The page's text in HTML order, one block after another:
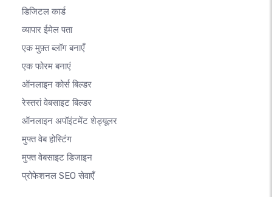
डिजिटल कार्ड
व्यापार ईमेल पता
एक मुफ़्त ब्लॉग बनाएँ
एक फोरम बनाएं
ऑनलाइन कोर्स बिल्डर
रेस्तरां वेबसाइट बिल्डर
ऑनलाइन अपॉइंटमेंट शेड्यूलर
मुफ्त वेब होस्टिंग
मुफ्त वेबसाइट डिजाइन
प्रोफेशनल SEO सेवाएँ